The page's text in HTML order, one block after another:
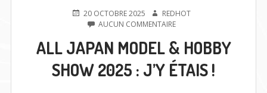
PUBLIÉ20 OCTOBRE 2025 AUTEUR
REDHOT
AUCUN COMMENTAIRESUR
JAPAN
MODEL
&
HOBBY
ALL JAPAN MODEL & HOBBY
SHOW 2025 : J’Y ÉTAIS !